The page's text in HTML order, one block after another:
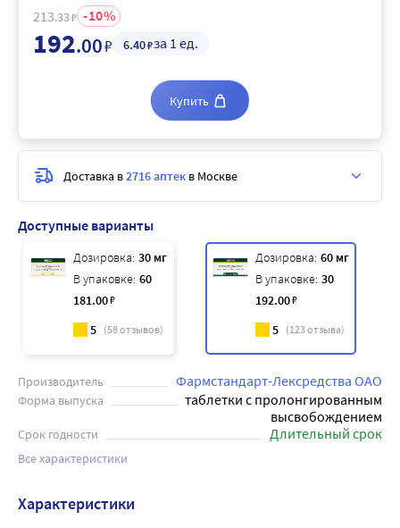
Доступные варианты
Дозировка: 30 мг
В упаковке: 60
181.00₽
5 (58отзывов)
Дозировка: 60 мг
В упаковке: 30
192.00₽
5 (123отзыва)
Производитель Фармстандарт-Лексредства ОАО
Форма выпуска
таблетки с пролонгированным
высвобождением
Срок годности Длительный срок
Все характеристики
213.33 ₽ 10
192.00₽ 6.40₽за 1 ед.
Купить
Доставка в2716 аптек в Москве
Характеристики